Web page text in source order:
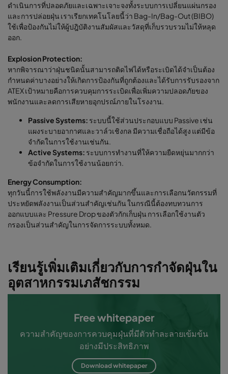
ดำเนินการที่ปลอดภัยและเฉพาะเจาะจงทั้งระบบการเปลี่ยนแผ่นกรอง
และการปล่อยฝุ่น เราเรียกเทคโนโลยนี้ว่า Bag-In/Bag-Out (BIBO)
ใช้เพื่อป้องกันไม่ให้ผู้ปฎิบัติงานสัมผัสและวัสดุที่เก็บรวบรวมไม่ให้หลุด
ออก.
Explosion Protection:
หากพิจารณาว่าฝุ่นชนิดนั้นสามารถติดไฟได้หรือระเบิดได้จำเป็นต้อง
กำหนดค่าบางอย่างให้เกิดการป้องกันที่ถูกต้องและได้รับการรับรองจาก
ATEX เป้าหมายคือการควบคุมการระเบิดเพื่อเพิ่มความปลอดภัยของ
พนักงานและลดการเสียหายอุกปรณ์ภายในโรงงาน.
Passive Systems: ระบบนี้ใช้ส่วนประกอบแบบ Passive เช่น
แผงระบายอากาศและวาล์วเชิงกล มีความเชื่อถือได้สูง แต่มีข้อ
จำกัดในการใช้งานเช่นกัน.
Active Systems: ระบบการทำงานที่ให้ความยืดหยุ่นมากกว่า
ข้อจำกัดในการใช้งานน้อยกว่า.
Energy Consumption:
ทุกวันนี้การใช้พลังงานมีความสำคัญมากขึ้นและการเลือกนวัตกรรมที่
ประหยัดพลังงานเป็นส่วนสำคัญเช่นกัน ในกรณีนี้ต้องทบทวนการ
ออกแบบและ Pressure Drop ของตัวกักเก็บฝุ่น การเลือกใช้งานตัว
กรองเป็นส่วนสำคัญในการจัดการระบบทั้งหมด.
เรียนรู้เพิ่มเติมเกี่ยวกับการกำจัดฝุ่นใน
อุตสาหกรรมเภสัชกรรม
Free whitepaper
ความสำคัญของการควบคุมฝุ่นที่มีตัวทำละลายเข้มข้น
อย่างมีประสิทธิภาพ
Download whitepaper